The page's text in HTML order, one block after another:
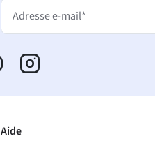
Adresse e-mail*
Aide